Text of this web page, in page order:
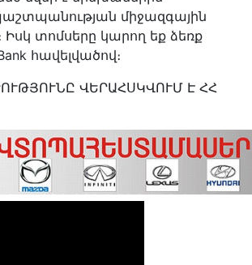
միջազգային
տոմսերը կարող եք ձեռք
հավելվածով։
ՎԵՐԱՀՍԿՎՈՒՄ Է ՀՀ